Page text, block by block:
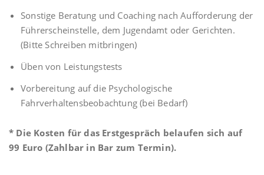
Sonstige Beratung und Coaching nach Aufforderung der
Führerscheinstelle, dem Jugendamt oder Gerichten.
(Bitte Schreiben mitbringen)
Üben von Leistungstests
Vorbereitung auf die Psychologische
Fahrverhaltensbeobachtung (bei Bedarf)
* Die Kosten für das Erstgespräch belaufen sich auf
99 Euro (Zahlbar in Bar zum Termin).